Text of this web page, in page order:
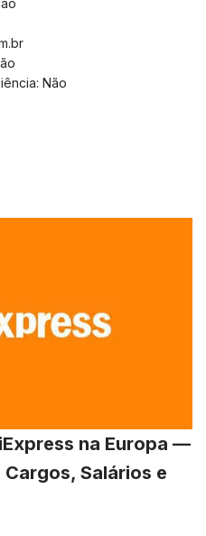
Não
na Europa —
Salários e